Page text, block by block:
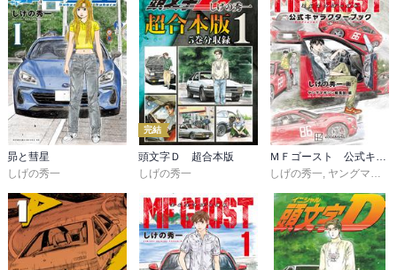
昴と彗星
しげの秀一
完結
頭文字Ｄ 超合本版
しげの秀一
ＭＦゴースト 公式キャラクターブック
しげの秀一, ヤングマガジン編集部